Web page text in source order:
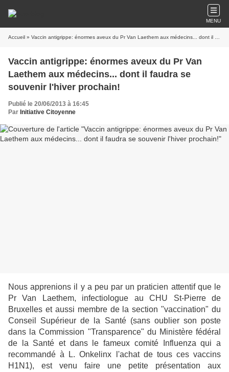
MENU
Accueil » Vaccin antigrippe: énormes aveux du Pr Van Laethem aux médecins... dont il faudra se souvenir l'hiver prochain!
Vaccin antigrippe: énormes aveux du Pr Van
Laethem aux médecins... dont il faudra se
souvenir l'hiver prochain!
Publié le 20/06/2013 à 16:45
Par Initiative Citoyenne
Nous apprenions il y a peu par un praticien attentif que le
Pr Van Laethem, infectiologue au CHU St-Pierre de
Bruxelles et aussi membre de la section "vaccination" du
Conseil Supérieur de la Santé (sans oublier son poste
dans la Commission "Transparence" du Ministère fédéral
de la Santé et dans le fameux comité Influenza qui a
recommandé à L. Onkelinx l'achat de tous ces vaccins
H1N1), est venu faire une petite présentation aux